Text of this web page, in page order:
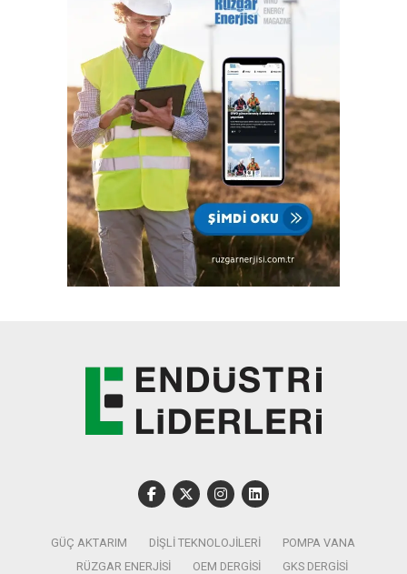
GÜÇ AKTARIM DIŞLI TEKNOLOJILERI
POMPA VANA
RÜZGAR ENERJISI
OEM DERGISI GKS DERGISI